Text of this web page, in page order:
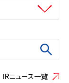
IRニュース一覧